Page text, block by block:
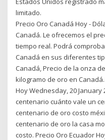
limitado.
Precio Oro Canadá Hoy -
Canadá. Le ofrecemos el
tiempo real. Podrá
Canadá en sus diferentes
Canadá, Precio de la onza
kilogramo de oro en
Hoy Wednesday, 20
centenario cuánto vale un
centenario de oro costo
centenario de oro la casa
costo. Precio Oro Ecuador